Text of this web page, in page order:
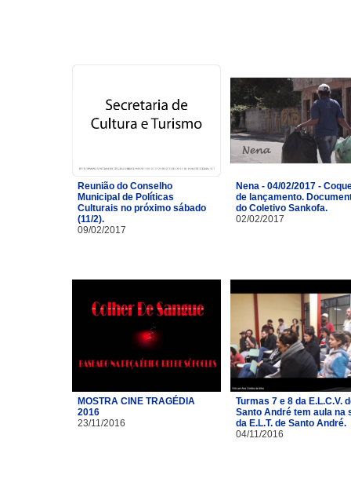
Reunião do Conselho
Municipal de Políticas
Culturais no próximo sábado
(11/2).
09/02/2017
Nena - 04/02/2017 -
de lançamento.
do Coletivo Sankofa.
02/02/2017
MOSTRA CINE TRAGÉDIA
2016
23/11/2016
Turmas 7 e 8 da E.L.C.V.
Santo André tem aula na
da E.L.T. de Santo André.
04/11/2016